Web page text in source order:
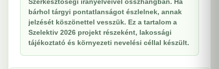
Szerkesztőségi irányelveivel összhangban. Ha
bárhol tárgyi pontatlanságot észlelnek, annak
jelzését köszönettel vesszük. Ez a tartalom a
Szelektiv 2026 projekt részeként, lakossági
tájékoztató és környezeti nevelési céllal készült.